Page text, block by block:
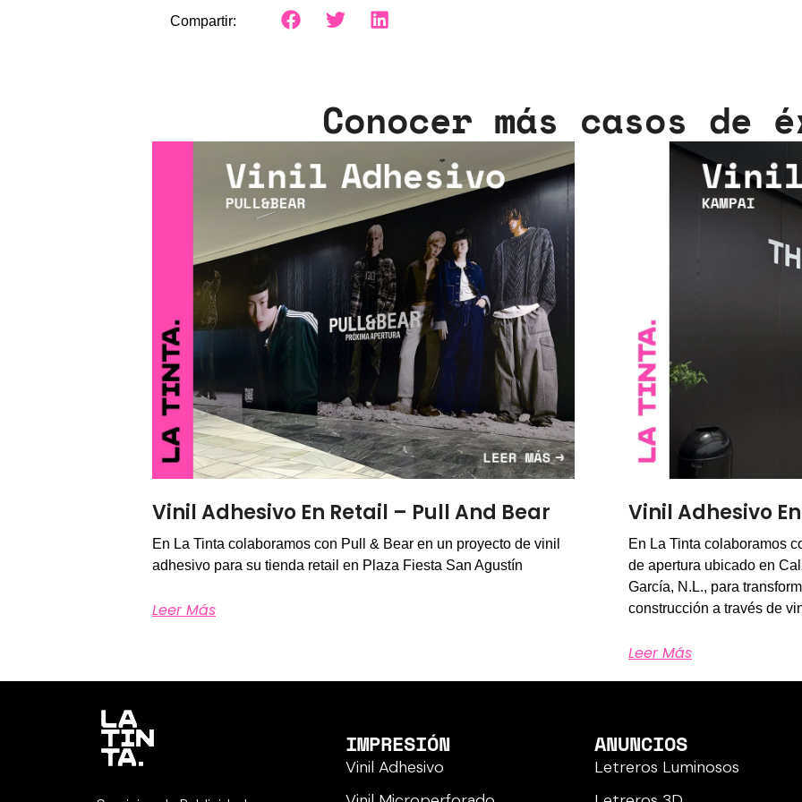
Compartir:
Conocer más casos de
Vinil Adhesivo En Retail – Pull And Bear
En La Tinta colaboramos con Pull & Bear en un proyecto de vinil
adhesivo para su tienda retail en Plaza Fiesta San Agustín
Leer Más
Vinil Adhesivo
En La Tinta colaboramos
de apertura ubicado en
García, N.L., para
construcción a través de
Leer Más
IMPRESIÓN
Vinil Adhesivo
ANUNCIOS
Letreros Luminosos